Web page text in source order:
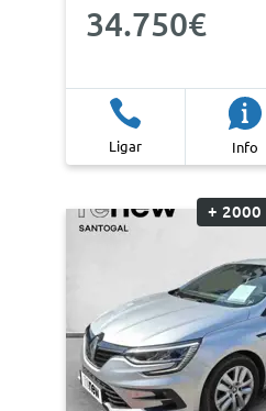
34.750€
Ligar Info
+ 2000